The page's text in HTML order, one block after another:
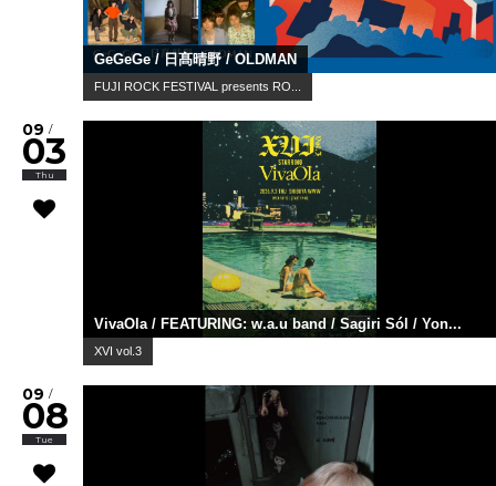
GeGeGe / 日髙晴野 / OLDMAN
FUJI ROCK FESTIVAL presents RO...
09 /
03
Thu
VivaOla / FEATURING: w.a.u band / Sagiri Sól / Yon...
XVI vol.3
09 /
08
Tue